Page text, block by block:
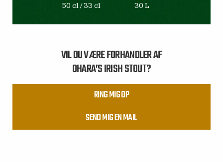
50 cl / 33 cl 30 L
VIL DU VÆRE FORHANDLER AF
OHARA’S IRISH STOUT?
RING MIG OP
SEND MIG EN MAIL